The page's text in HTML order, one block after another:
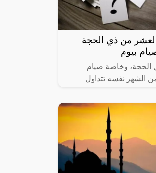
من ذي الحجة
بيوم
الحجة، وخاصة صيام
من الشهر نفسه تتداول
الأسئلة؛ هل يجوز صيام